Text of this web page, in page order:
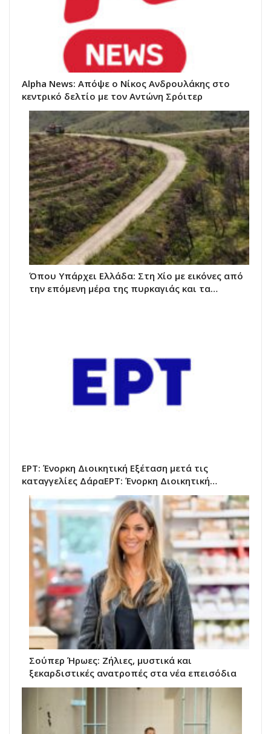
Alpha News: Απόψε ο Νίκος Ανδρουλάκης στο
κεντρικό δελτίο με τον Αντώνη Σρόιτερ
Όπου Υπάρχει Ελλάδα: Στη Χίο με εικόνες από
την επόμενη μέρα της πυρκαγιάς και τα…
ΕΡΤ: Ένορκη Διοικητική Εξέταση μετά τις
καταγγελίες ΔάραΕΡΤ: Ένορκη Διοικητική…
Σούπερ Ήρωες: Ζήλιες, μυστικά και
ξεκαρδιστικές ανατροπές στα νέα επεισόδια